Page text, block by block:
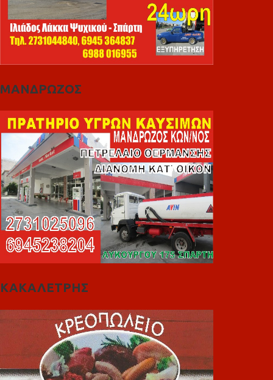
ΜΑΝΔΡΩΖΟΣ
ΚΑΚΑΛΕΤΡΗΣ